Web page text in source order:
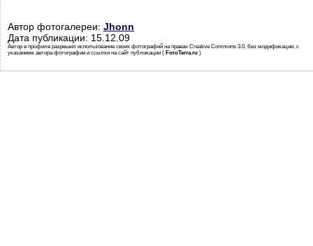
Автор фотогалереи: Jhonn
Дата публикации: 15.12.09
Автор в профиле разрешил использование своих фотографий на правах Creative Commons 3.0, без модификации, с
указанием автора фотографии и ссылки на сайт публикации ( FotoTerra.ru )